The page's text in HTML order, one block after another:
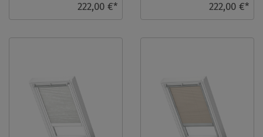
222,00 €* 222,00 €*